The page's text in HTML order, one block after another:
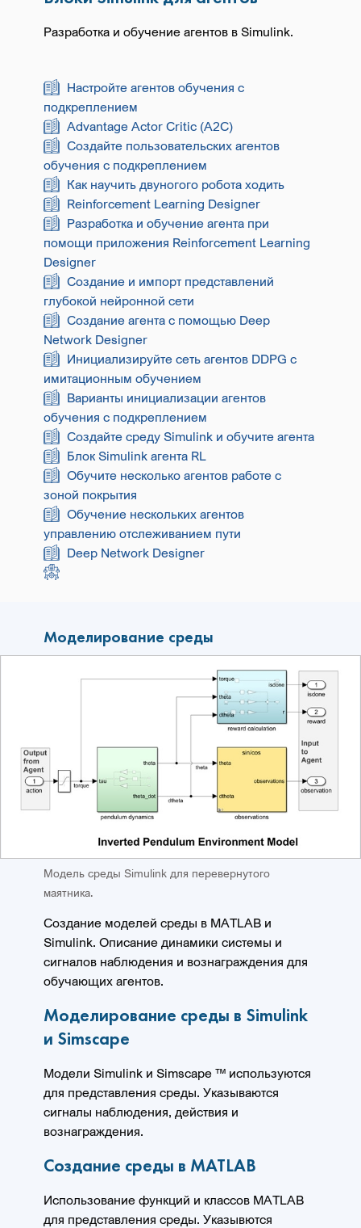
Разработка и обучение агентов в Simulink.
Настройте агентов обучения с
подкреплением
Advantage Actor Critic (A2C)
Создайте пользовательских агентов
обучения с подкреплением
Как научить двуногого робота ходить
Reinforcement Learning Designer
Разработка и обучение агента при
помощи приложения Reinforcement Learning
Designer
Создание и импорт представлений
глубокой нейронной сети
Создание агента с помощью Deep
Network Designer
Инициализируйте сеть агентов DDPG с
имитационным обучением
Варианты инициализации агентов
обучения с подкреплением
Создайте среду Simulink и обучите агента
Блок Simulink агента RL
Обучите несколько агентов работе с
зоной покрытия
Обучение нескольких агентов
управлению отслеживанием пути
Deep Network Designer
Моделирование среды
Модель среды Simulink для перевернутого
маятника.
Создание моделей среды в MATLAB и
Simulink. Описание динамики системы и
сигналов наблюдения и вознаграждения для
обучающих агентов.
Моделирование среды в Simulink
и Simscape
Модели Simulink и Simscape ™ используются
для представления среды. Указываются
сигналы наблюдения, действия и
вознаграждения.
Создание среды в MATLAB
Использование функций и классов MATLAB
для представления среды. Указывются